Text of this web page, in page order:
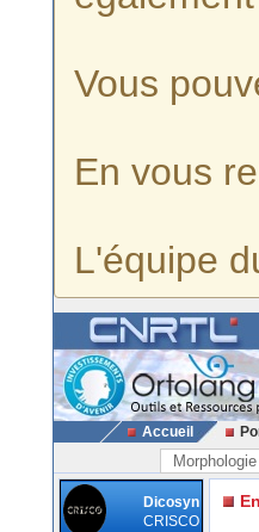
Vous
En vous
L'équipe
Accueil
Morphologie
Dicosyn
CRISCO